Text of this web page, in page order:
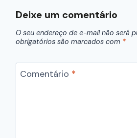
Deixe um comentário
O seu endereço de e-mail não será
obrigatórios são marcados com *
Comentário *